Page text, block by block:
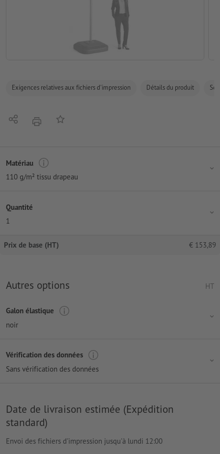
Exigences relatives aux fichiers d'impression Détails du produit
PartagerimprimerAjouter à liste d'article
Matériau
110 g/m² tissu drapeau
Quantité
1
Prix de base (HT) € 153,89
Autres options HT
Galon élastique
noir
Vérification des données
Sans vérification des données
Date de livraison estimée (Expédition
standard)
Envoi des fichiers d'impression jusqu'à lundi 12:00